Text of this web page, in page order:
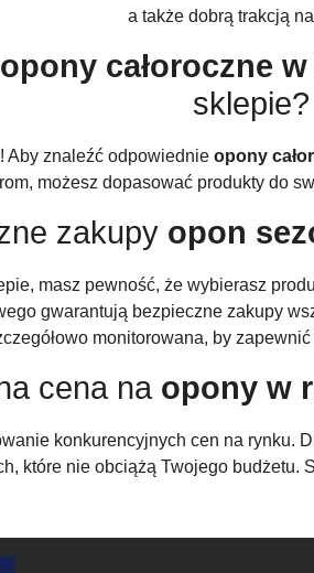
a także dobrą trakcją
opony całoroczne
sklepie?
Aby znaleźć odpowiednie opony
możesz dopasować produkty do
zakupy opon
masz pewność, że wybierasz
gwarantują bezpieczne zakupy
monitorowana, by
cena na opony w
konkurencyjnych cen na rynku.
które nie obciążą Twojego budżetu.